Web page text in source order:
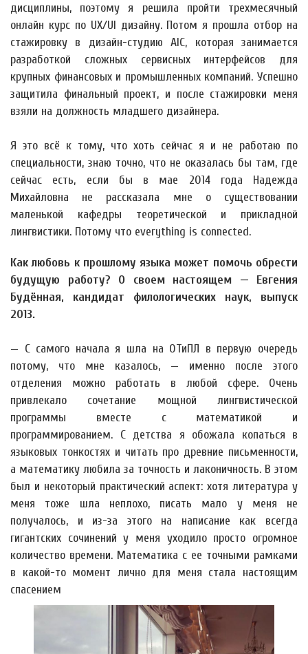
дисциплины, поэтому я решила пройти трехмесячный
онлайн курс по UX/UI дизайну. Потом я прошла отбор на
стажировку в дизайн-студию AIC, которая занимается
разработкой сложных сервисных интерфейсов для
крупных финансовых и промышленных компаний. Успешно
защитила финальный проект, и после стажировки меня
взяли на должность младшего дизайнера.
Я это всё к тому, что хоть сейчас я и не работаю по
специальности, знаю точно, что не оказалась бы там, где
сейчас есть, если бы в мае 2014 года Надежда
Михайловна не рассказала мне о существовании
маленькой кафедры теоретической и прикладной
лингвистики. Потому что everything is connected.
Как любовь к прошлому языка может помочь обрести
будущую работу? О своем настоящем — Евгения
Будённая, кандидат филологических наук, выпуск
2013.
— С самого начала я шла на ОТиПЛ в первую очередь
потому, что мне казалось, — именно после этого
отделения можно работать в любой сфере. Очень
привлекало сочетание мощной лингвистической
программы вместе с математикой и
программированием. С детства я обожала копаться в
языковых тонкостях и читать про древние письменности,
а математику любила за точность и лаконичность. В этом
был и некоторый практический аспект: хотя литература у
меня тоже шла неплохо, писать мало у меня не
получалось, и из-за этого на написание как всегда
гигантских сочинений у меня уходило просто огромное
количество времени. Математика с ее точными рамками
в какой-то момент лично для меня стала настоящим
спасением